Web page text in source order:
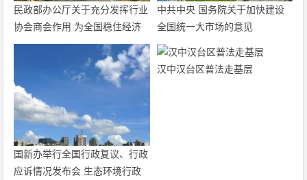
民政部办公厅关于充分发挥行业
协会商会作用 为全国稳住经济
大盘积极贡献力量的通知
中共中央 国务院关于加快建设
全国统一大市场的意见
国新办举行全国行政复议、行政
应诉情况发布会 生态环境行政
汉中汉台区普法走基层